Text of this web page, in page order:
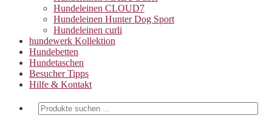
Hundeleinen CLOUD7
Hundeleinen Hunter Dog Sport
Hundeleinen curli
hundewerk Kollektion
Hundebetten
Hundetaschen
Besucher Tipps
Hilfe & Kontakt
Suchen
nach: